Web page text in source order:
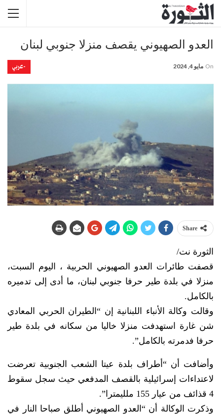
العدو الصهيوني يقصف منزلا جنوبي لبنان
-عربي On مايو 4, 2024
Share
الثورة نت/
قصفت طائرات العدو الصهيوني الحربية ، اليوم السبت،
منزلا في بلدة طير حرفا جنوبي لبنان، ما أدى إلى تدميره
بالكامل.
وقالت وكالة الأنباء اللبنانية إن “الطيران الحربي المعادي
شن غارة استهدفت منزلا خاليا من سكانه في بلدة طير
حرفا فدمرته بالكامل”.
وأضافت أن “أطراف بلدة عيتا الشعب الجنوبية تعرضت
لاعتداءات إسرائيلية بالقصف المدفعي حيث سجل سقوط
4 قذائف من عيار 155 ملليمترا”.
وذكرت الوكالة أن “العدو الصهيوني أطلق صباحا النار في